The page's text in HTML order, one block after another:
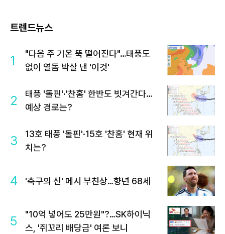
트렌드뉴스
1
"다음 주 기온 뚝 떨어진다"…태풍도
없이 열돔 박살 낸 '이것'
2
태풍 '돌핀'·'찬홈' 한반도 빗겨간다…
예상 경로는?
3
13호 태풍 '돌핀'·15호 '찬홈' 현재 위
치는?
4 '축구의 신' 메시 부친상…향년 68세
5
"10억 넣어도 25만원"?…SK하이닉
스, '쥐꼬리 배당금' 여론 보니